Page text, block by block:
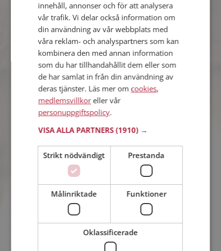
Till en början bodde vi ca 2 mil ifrån varandra men eftersom
han hade bil sov han nästan alltid hos mig. Under sommaren
bodde ihop och det skulle dessutom bli billigare så vi kunde
hitta på annat skoj tillsammans. Så den 15 november 2011 blev
vi sambos.
och bättre för varje dag som jag får vara tillsammans med min
köpte vi en lägenhet tillsammans här i Växjö. Det känns helt
underbart och det känns som att det är nu livet börjar på riktigt.
innehåll, annonser och för att analysera
vår trafik. Vi delar också information om
din användning av vår webbplats med
våra reklam- och analyspartners som kan
kombinera den med annan information
som du har tillhandahållit dem eller som
de har samlat in från din användning av
deras tjänster. Läs mer om cookies,
medlemsvillkoreller vår
personuppgiftspolicy.
VISA ALLA PARTNERS(1910) →
Strikt nödvändigt Prestanda
Målinriktade Funktioner
Oklassificerade